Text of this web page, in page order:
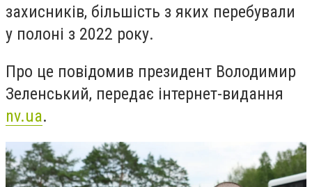
захисників, більшість з яких перебували
у полоні з 2022 року.
Про це повідомив президент Володимир
Зеленський, передає інтернет-видання
nv.ua.